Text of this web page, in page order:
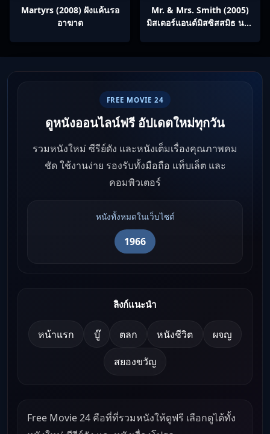
Martyrs (2008) ฝังแค้นรอ
อาฆาต
Mr. & Mrs. Smith (2005)
มิสเตอร์แอนด์มิสซิสสมิธ นาย
FREE MOVIE 24
ดูหนังออนไลน์ฟรี อัปเดตใหม่ทุกวัน
รวมหนังใหม่ ซีรีย์ดัง และหนังเต็มเรื่องคุณภาพคม
ชัด ใช้งานง่าย รองรับทั้งมือถือ แท็บเล็ต และ
คอมพิวเตอร์
หนังทั้งหมดในเว็บไซต์
1966
ลิงก์แนะนำ
หน้าแรก บู๊ ตลก หนังชีวิต ผจญ
สยองขวัญ
Free Movie 24 คือที่ที่รวมหนังให้ดูฟรี เลือกดูได้ทั้ง